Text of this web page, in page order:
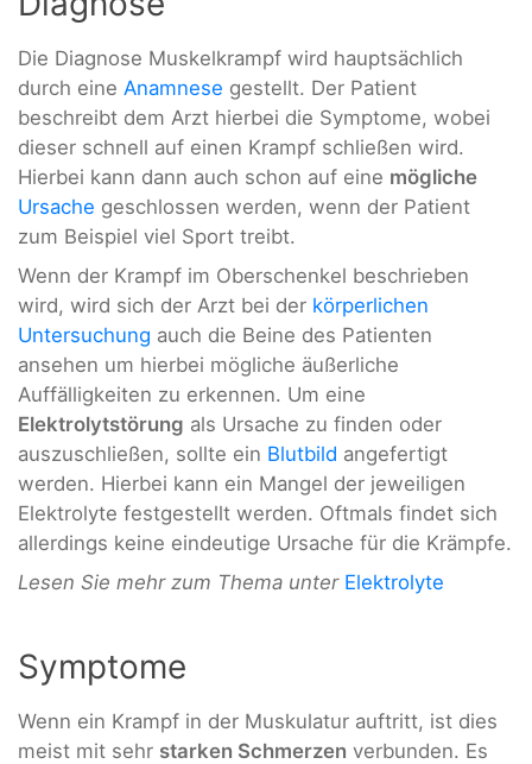
Die Diagnose Muskelkrampf wird hauptsächlich
durch eine Anamnese gestellt. Der Patient
beschreibt dem Arzt hierbei die Symptome, wobei
dieser schnell auf einen Krampf schließen wird.
Hierbei kann dann auch schon auf eine mögliche
Ursache geschlossen werden, wenn der Patient
zum Beispiel viel Sport treibt.
Wenn der Krampf im Oberschenkel beschrieben
wird, wird sich der Arzt bei der körperlichen
Untersuchung auch die Beine des Patienten
ansehen um hierbei mögliche äußerliche
Auffälligkeiten zu erkennen. Um eine
Elektrolytstörung als Ursache zu finden oder
auszuschließen, sollte ein Blutbild angefertigt
werden. Hierbei kann ein Mangel der jeweiligen
Elektrolyte festgestellt werden. Oftmals findet sich
allerdings keine eindeutige Ursache für die Krämpfe.
Lesen Sie mehr zum Thema unter Elektrolyte
Symptome
Wenn ein Krampf in der Muskulatur auftritt, ist dies
meist mit sehr starken Schmerzen verbunden. Es